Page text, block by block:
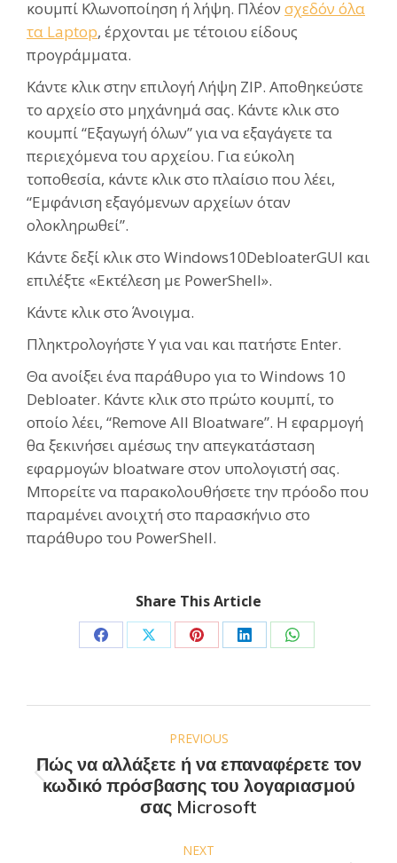
κουμπί Κλωνοποίηση ή λήψη. Πλέον σχεδόν όλα
τα Laptop, έρχονται με τέτοιου είδους
προγράμματα.
Κάντε κλικ στην επιλογή Λήψη ZIP. Αποθηκεύστε
το αρχείο στο μηχάνημά σας. Κάντε κλικ στο
κουμπί “Εξαγωγή όλων” για να εξαγάγετε τα
περιεχόμενα του αρχείου. Για εύκολη
τοποθεσία, κάντε κλικ στο πλαίσιο που λέει,
“Εμφάνιση εξαγόμενων αρχείων όταν
ολοκληρωθεί”.
Κάντε δεξί κλικ στο Windows10DebloaterGUI και
επιλέξτε «Εκτέλεση με PowerShell».
Κάντε κλικ στο Άνοιγμα.
Πληκτρολογήστε Y για ναι και πατήστε Enter.
Θα ανοίξει ένα παράθυρο για το Windows 10
Debloater. Κάντε κλικ στο πρώτο κουμπί, το
οποίο λέει, “Remove All Bloatware”. Η εφαρμογή
θα ξεκινήσει αμέσως την απεγκατάσταση
εφαρμογών bloatware στον υπολογιστή σας.
Μπορείτε να παρακολουθήσετε την πρόοδο που
παραμένει ανοιχτή στο παρασκήνιο στο
παράθυρο του PowerShell.
Share This Article
Share Share Share Share Share
navigationPREVIOUS
Previous
post:
Πώς να αλλάξετε ή να επαναφέρετε τον
κωδικό πρόσβασης του λογαριασμού
σας Microsoft
NEXT